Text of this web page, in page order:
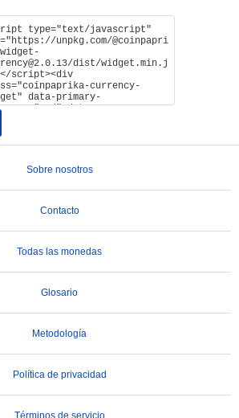
Sobre nosotros
Contacto
Todas las monedas
Glosario
Metodología
Política de privacidad
Términos de servicio